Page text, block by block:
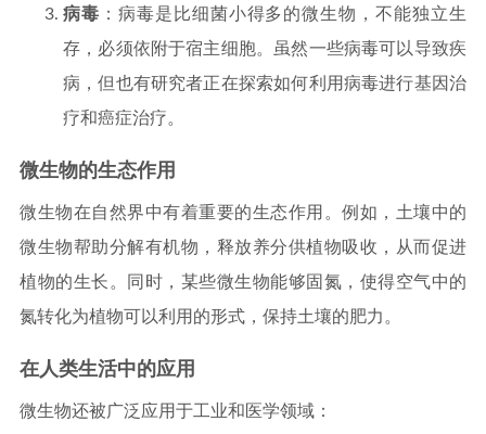
病毒 ：病毒是比细菌小得多的微生物，不能独立生
存，必须依附于宿主细胞。虽然一些病毒可以导致疾
病，但也有研究者正在探索如何利用病毒进行基因治
疗和癌症治疗。
微生物的生态作用
微生物在自然界中有着重要的生态作用。例如，土壤中的
微生物帮助分解有机物，释放养分供植物吸收，从而促进
植物的生长。同时，某些微生物能够固氮，使得空气中的
氮转化为植物可以利用的形式，保持土壤的肥力。
在人类生活中的应用
微生物还被广泛应用于工业和医学领域：